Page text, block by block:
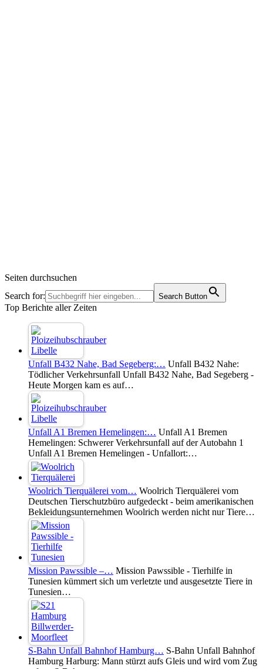
Seiten durchsuchen
Search for:
Search Button
Top Berichte aller Zeiten
Unfall B432 Nahe, Bad Segeberg:… Unfall B432 Nahe:
Tödlicher Verkehrsunfall Unfall B432 Nahe, Bad Segeberg -
Heute Morgen kam es auf…
Unfall A1 Bremen Hemelingen:… Unfall A1 Bremen
Hemelingen: Schwerer Verkehrsunfall auf der Autobahn 1
Unfall A1 Bremen Hemelingen - Unfallort:…
Woolrich Tierquälerei vom… Woolrich Tierquälerei vom
Deutschen Tierschutzbüro aufgedeckt - beim amerikanischen
Bekleidungsunternehmen Woolrich werden nicht nur Tiere…
Mission Pawssible –… Mission Pawssible - Tierhilfe in
Tunesien kümmert sich um verletzte und ausgesetzte Tiere in
Tunesien…
S-Bahn Unfall Bahnhof Hamburg… S-Bahn Unfall Bahnhof
Hamburg Harburg: Mann stürzt aufs Gleis und wird vom Zug